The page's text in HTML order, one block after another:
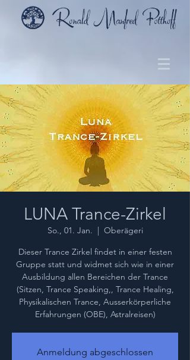
LUNA Trance-Zirkel
So., 01. Jan.
  |
Oberägeri
Dieser Trance Zirkel findet in einer festen
Gruppe statt und widmet sich wie in einer
Ausbildung allen Bereichen der Trance
(Sitzen, Trance Speaking,, Trance Healing,
Physikalischen Trance, Ausserkörperliche
Erfahrungen (OBE), Astralreisen)
Anmeldung abgeschlossen